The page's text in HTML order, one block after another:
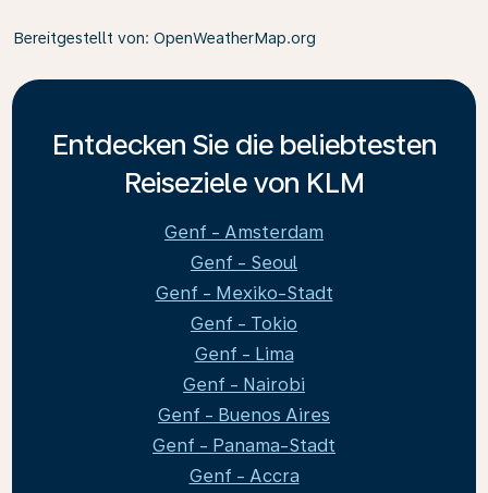
Bereitgestellt von: OpenWeatherMap.org
Entdecken Sie die beliebtesten
Reiseziele von KLM
Genf - Amsterdam
Genf - Seoul
Genf - Mexiko-Stadt
Genf - Tokio
Genf - Lima
Genf - Nairobi
Genf - Buenos Aires
Genf - Panama-Stadt
Genf - Accra